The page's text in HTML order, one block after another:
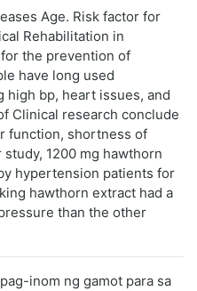
Age. Risk factor for
Rehabilitation in
the prevention of
have long used
bp, heart issues, and
Clinical research conclude
function, shortness of
1200 mg hawthorn
hypertension patients for
hawthorn extract had a
than the other
inom ng gamot para sa